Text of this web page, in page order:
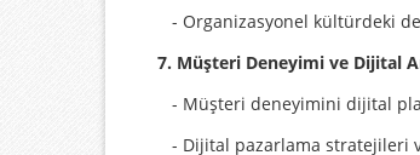
- Organizasyonel kültürdeki
7. Müşteri Deneyimi ve Dijital
- Müşteri deneyimini dijital
- Dijital pazarlama stratejileri